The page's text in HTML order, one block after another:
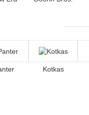
Kotkas